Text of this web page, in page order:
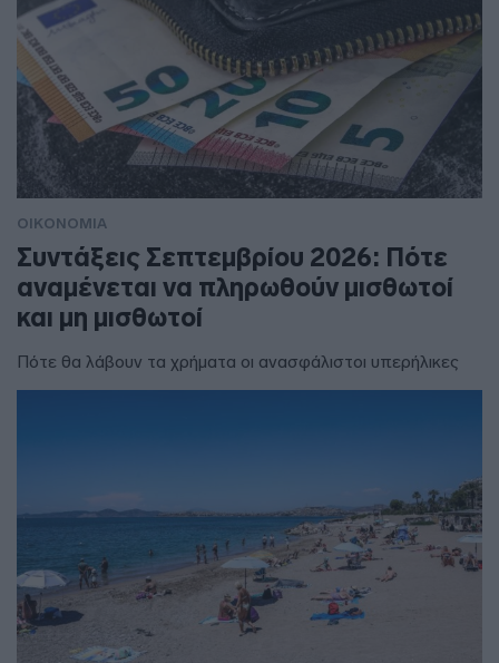
ΟΙΚΟΝΟΜΙΑ
Συντάξεις Σεπτεμβρίου 2026: Πότε
αναμένεται να πληρωθούν μισθωτοί
και μη μισθωτοί
Πότε θα λάβουν τα χρήματα οι ανασφάλιστοι υπερήλικες